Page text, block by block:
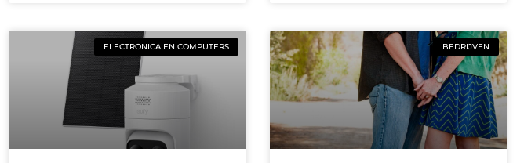
ELECTRONICA EN COMPUTERS BEDRIJVEN